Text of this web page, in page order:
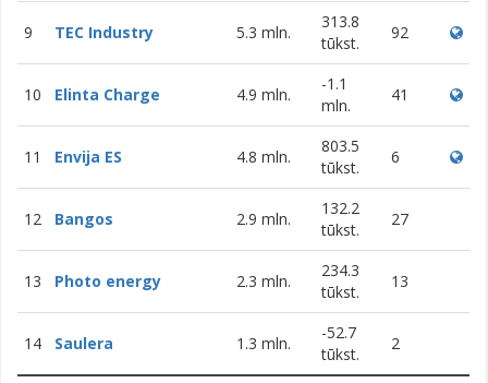
9 TEC Industry 5.3 mln.
313.8
tūkst.
92
10 Elinta Charge 4.9 mln.
-1.1
mln.
41
11 Envija ES 4.8 mln.
803.5
tūkst.
6
12 Bangos 2.9 mln.
132.2
tūkst.
27
13 Photo energy 2.3 mln.
234.3
tūkst.
13
14 Saulera 1.3 mln.
-52.7
tūkst.
2